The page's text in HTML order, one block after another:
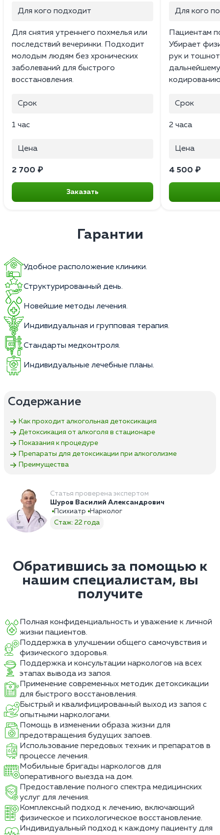
Для кого подходит
Для снятия утреннего похмелья или
последствий вечеринки. Подходит
молодым людям без хронических
заболеваний для быстрого
восстановления.
Срок
1 час
Цена
2 700 ₽
Заказать
Для кого
Пациентам
Убирает
рук и
Срок
2 часа
Цена
4 500 ₽
Гарантии
Удобное расположение клиники.
Структурированный день.
Новейшие методы лечения.
Индивидуальная и групповая терапия.
Стандарты медконтроля.
Индивидуальные лечебные планы.
Содержание
Как проходит алкогольная детоксикация
Детоксикация от алкоголя в стационаре
Показания к процедуре
Препараты для детоксикации при алкоголизме
Преимущества
Статья проверена экспертом
Шуров Василий Александрович
Психиатр
Нарколог
Стаж: 22 года
Обратившись за помощью к
нашим специалистам, вы
получите
Полная конфиденциальность и уважение к личной
жизни пациентов.
Поддержка в улучшении общего самочувствия и
физического здоровья.
Поддержка и консультации наркологов на всех
этапах вывода из запоя.
Применение современных методик детоксикации
для быстрого восстановления.
Быстрый и квалифицированный выход из запоя с
опытными наркологами.
Помощь в изменении образа жизни для
предотвращения будущих запоев.
Использование передовых техник и препаратов в
процессе лечения.
Мобильные бригады наркологов для
оперативного выезда на дом.
Предоставление полного спектра медицинских
услуг для лечения.
Комплексный подход к лечению, включающий
физическое и психологическое восстановление.
Индивидуальный подход к каждому пациенту для